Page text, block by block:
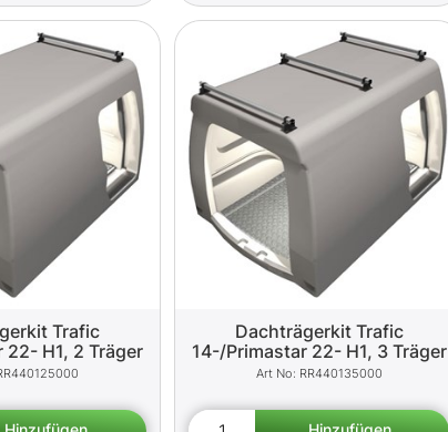
Trafic
H1, 2 Träger
Dachträgerkit Trafic
14-/Primastar 22- H1, 3 Träger
RR440135000